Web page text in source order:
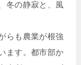
冬の静寂と、風
らも農業が根強
ます。都市部か